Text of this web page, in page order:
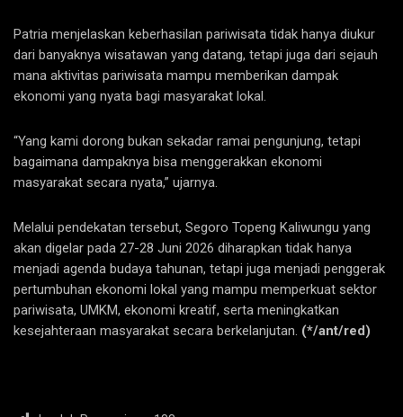
Patria menjelaskan keberhasilan pariwisata tidak hanya diukur
dari banyaknya wisatawan yang datang, tetapi juga dari sejauh
mana aktivitas pariwisata mampu memberikan dampak
ekonomi yang nyata bagi masyarakat lokal.
“Yang kami dorong bukan sekadar ramai pengunjung, tetapi
bagaimana dampaknya bisa menggerakkan ekonomi
masyarakat secara nyata,” ujarnya.
Melalui pendekatan tersebut, Segoro Topeng Kaliwungu yang
akan digelar pada 27-28 Juni 2026 diharapkan tidak hanya
menjadi agenda budaya tahunan, tetapi juga menjadi penggerak
pertumbuhan ekonomi lokal yang mampu memperkuat sektor
pariwisata, UMKM, ekonomi kreatif, serta meningkatkan
kesejahteraan masyarakat secara berkelanjutan. (*/ant/red)